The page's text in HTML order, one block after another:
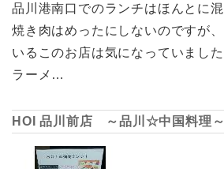
品川港南口でのランチはほんとに
焼き肉はめったにしないのですが
いるこのお店は気になっていまし
ラーメ…
HOI 品川前店 ～品川☆中国料理～